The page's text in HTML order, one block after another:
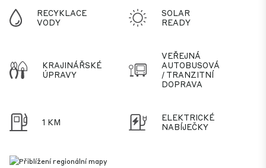
RECYKLACE
VODY
SOLAR
READY
KRAJINÁŘSKÉ
ÚPRAVY
VEŘEJNÁ
AUTOBUSOVÁ
/ TRANZITNÍ
DOPRAVA
1 KM
ELEKTRICKÉ
NABÍJEČKY